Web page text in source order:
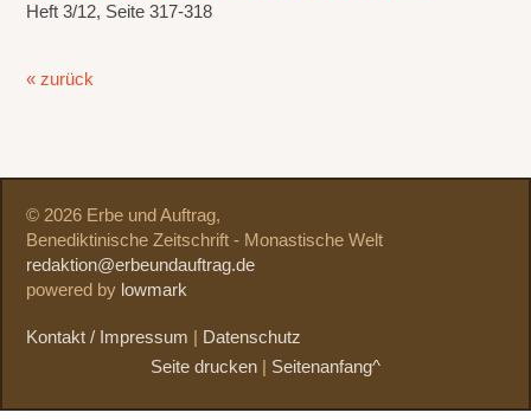
Heft 3/12, Seite 317-318
« zurück
© 2026 Erbe und Auftrag,
Benediktinische Zeitschrift - Monastische Welt
redaktion@erbeundauftrag.de
powered by lowmark
Kontakt / Impressum
Datenschutz
Seite drucken
Seitenanfang^